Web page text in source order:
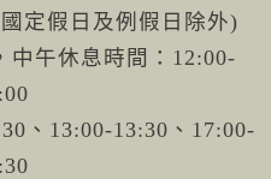
定假日及例假日除外)
中午休息時間：12:00-
、13:00-13:30、17:00-